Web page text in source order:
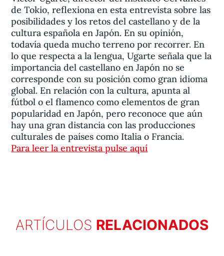
de Tokio, reflexiona en esta entrevista sobre las
posibilidades y los retos del castellano y de la
cultura española en Japón. En su opinión,
todavía queda mucho terreno por recorrer. En
lo que respecta a la lengua, Ugarte señala que la
importancia del castellano en Japón no se
corresponde con su posición como gran idioma
global. En relación con la cultura, apunta al
fútbol o el flamenco como elementos de gran
popularidad en Japón, pero reconoce que aún
hay una gran distancia con las producciones
culturales de países como Italia o Francia.
Para leer la entrevista pulse aquí
ARTÍCULOS RELACIONADOS